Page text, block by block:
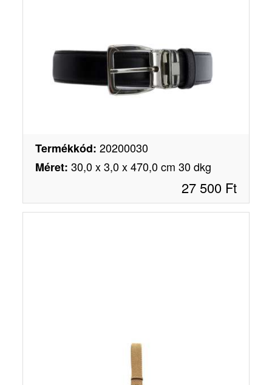
Termékkód: 20200030
Méret: 30,0 x 3,0 x 470,0 cm 30 dkg
27 500 Ft